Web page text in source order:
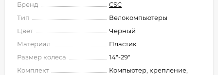
Бренд
CSC
Тип
Велокомпьютеры
Цвет
Черный
Материал
Пластик
Размер колеса
14"-29"
Комплект
Компьютер, крепление,